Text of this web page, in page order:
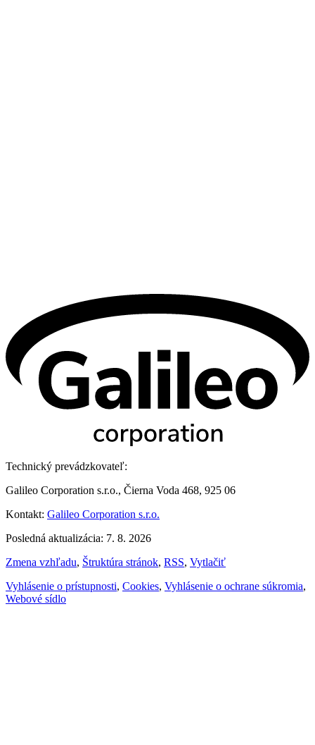
Technický prevádzkovateľ:
Galileo Corporation s.r.o., Čierna Voda 468, 925 06
Kontakt: Galileo Corporation s.r.o.
Posledná aktualizácia: 7. 8. 2026
Zmena vzhľadu, Štruktúra stránok, RSS, Vytlačiť
Vyhlásenie o prístupnosti, Cookies, Vyhlásenie o ochrane súkromia,
Webové sídlo